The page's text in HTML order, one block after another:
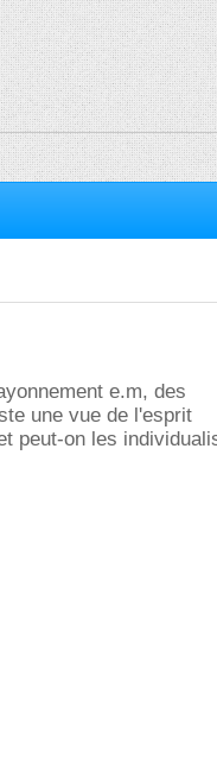
e.m, des
une vue de l'esprit
peut-on les